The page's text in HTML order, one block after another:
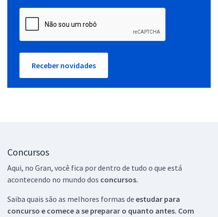
Receber novidades
Concursos
Aqui, no Gran, você fica por dentro de tudo o que está
acontecendo no mundo dos concursos.
Saiba quais são as melhores formas de estudar para
concurso e comece a se preparar o quanto antes. Com